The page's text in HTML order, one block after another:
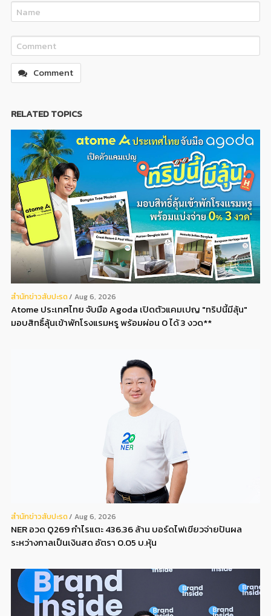
Comment
RELATED TOPICS
สํานักข่าวสับปะรด Aug 6, 2026
Atome ประเทศไทย จับมือ Agoda เปิดตัวแคมเปญ "ทริปนี้มีลุ้น"
มอบสิทธิ์ลุ้นเข้าพักโรงแรมหรู พร้อมผ่อน 0 ได้ 3 งวด**
สํานักข่าวสับปะรด Aug 6, 2026
NER อวด Q269 กำไรแตะ 436.36 ล้าน บอร์ดไฟเขียวจ่ายปันผล
ระหว่างกาลเป็นเงินสด อัตรา 0.05 บ.หุ้น